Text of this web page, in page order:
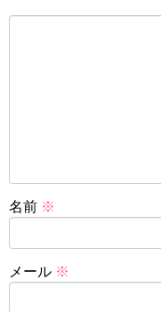
名前 ※
メール ※